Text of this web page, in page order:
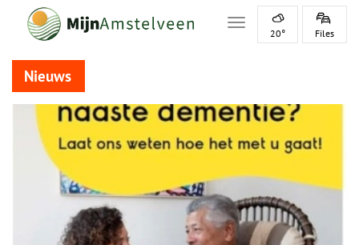
Toggle navigation
20° Files
Nieuws